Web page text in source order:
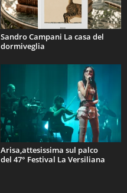
Sandro Campani La casa del
dormiveglia
Arisa,attesissima sul palco
del 47° Festival La Versiliana